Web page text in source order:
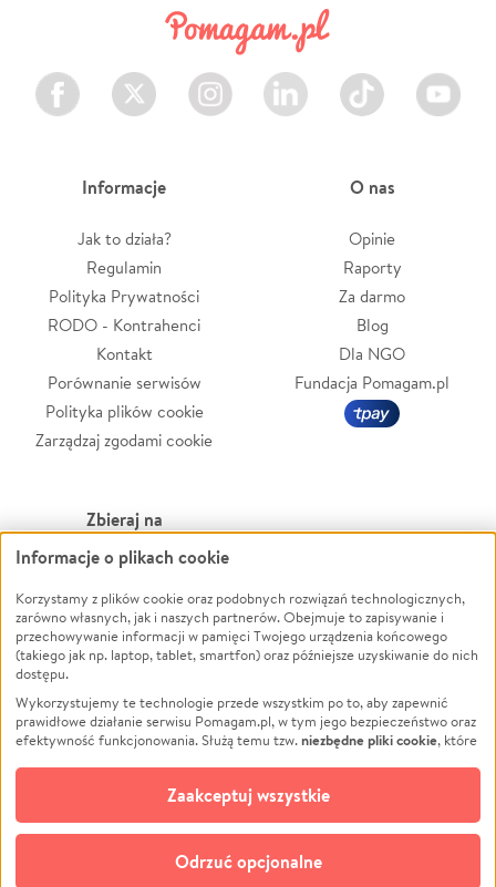
Facebook Twitter Instagram LinkedIn TikTok Youtube
Informacje
Jak to działa?
Regulamin
Polityka Prywatności
RODO - Kontrahenci
Kontakt
Porównanie serwisów
Polityka plików cookie
Zarządzaj zgodami cookie
O nas
Opinie
Raporty
Za darmo
Blog
Dla NGO
Fundacja Pomagam.pl
Zbieraj na
Leczenie
Zwierzęta
Pożar
Ukraina
Pomoc Finansowa
Projekty
Pogrzeb
Społeczność lokalna
Kultura
Powódź
Wichura
NGO
Edukacja
Podróż
Impreza
Ochrona środowiska
Biznes
Informacje o plikach cookie
Korzystamy z plików cookie oraz podobnych rozwiązań technologicznych,
zarówno własnych, jak i naszych partnerów. Obejmuje to zapisywanie i
przechowywanie informacji w pamięci Twojego urządzenia końcowego
(takiego jak np. laptop, tablet, smartfon) oraz późniejsze uzyskiwanie do nich
dostępu.
Wykorzystujemy te technologie przede wszystkim po to, aby zapewnić
prawidłowe działanie serwisu Pomagam.pl, w tym jego bezpieczeństwo oraz
efektywność funkcjonowania. Służą temu tzw.niezbędne pliki cookie, które
opcjonalnych plików cookie
technologii do celów analitycznych i retargetingowych. Możesz wyrazić
zgodę na ich stosowanie lub jej odmówić. W dowolnym momencie masz
możliwość zmiany swoich preferencji na stronie „Zarządzaj zgodami cookie”,
do której link znajdziesz w stopce serwisu Pomagam.pl. Opcjonalne pliki
cookie wykorzystywane są w następujących celach:
Odrzuć opcjonalne
Zaakceptuj wszystkie